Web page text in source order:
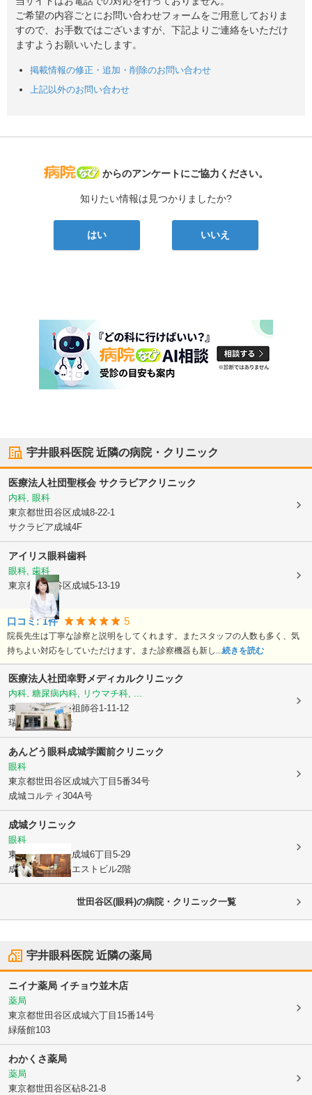
ご希望の内容ごとにお問い合わせフォームをご用意しておりま
すので、お手数ではございますが、下記よりご連絡をいただけ
ますようお願いいたします。
掲載情報の修正・追加・削除のお問い合わせ
上記以外のお問い合わせ
病院なび
からのアンケートにご協力ください。
知りたい情報は見つかりましたか?
はい いいえ
宇井眼科医院近隣の病院・クリニック
医療法人社団聖桜会 サクラビアクリニック
内科, 眼科
東京都世田谷区成城8-22-1
サクラビア成城4F
アイリス眼科歯科
眼科, 歯科
東京都世田谷区成城5-13-19
口コミ:1件 5
院長先生は丁寧な診察と説明をしてくれます。またスタッフの人数も多く、気
持ちよい対応をしていただけます。また診察機器も新し...続きを読む
医療法人社団幸野メディカルクリニック
内科, 糖尿病内科, リウマチ科, ...
東京都世田谷区祖師谷1-11-12
瑞穂ビル2階3階
あんどう眼科成城学園前クリニック
眼科
東京都世田谷区成城六丁目5番34号
成城コルティ304A号
成城クリニック
眼科
東京都世田谷区成城6丁目5-29
成城フルールウエストビル2階
世田谷区(眼科)の病院・クリニック一覧
宇井眼科医院近隣の薬局
ニイナ薬局 イチョウ並木店
薬局
東京都世田谷区成城六丁目15番14号
緑蔭館103
わかくさ薬局
薬局
東京都世田谷区砧8-21-8